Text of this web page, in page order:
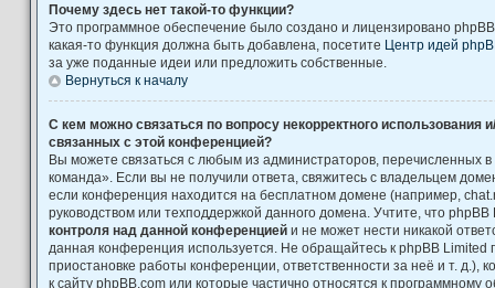
Почему здесь нет такой-то функции?
Это программное обеспечение было создано и лицензировано
какая-то функция должна быть добавлена, посетите Центр идей
за уже поданные идеи или предложить собственные.
Вернуться к началу
С кем можно связаться по вопросу некорректного использования
связанных с этой конференцией?
Вы можете связаться с любым из администраторов, перечисленных
команда». Если вы не получили ответа, свяжитесь с владельцем
если конференция находится на бесплатном домене (например,
руководством или техподдержкой данного домена. Учтите, что
контроля над данной конференцией и не может нести никакой
данная конференция используется. Не обращайтесь к phpBB Limited
приостановке работы конференции, ответственности за неё и т. д.),
к сайту phpBB.com или которые частично относятся к программному